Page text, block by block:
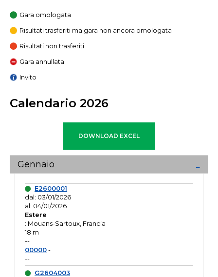
Gara omologata
Risultati trasferiti ma gara non ancora omologata
Risultati non trasferiti
Gara annullata
Invito
Calendario 2026
Gennaio
E2600001
dal: 03/01/2026
al: 04/01/2026
Estere
: Mouans-Sartoux, Francia
18 m
--
00000-
--
G2604003